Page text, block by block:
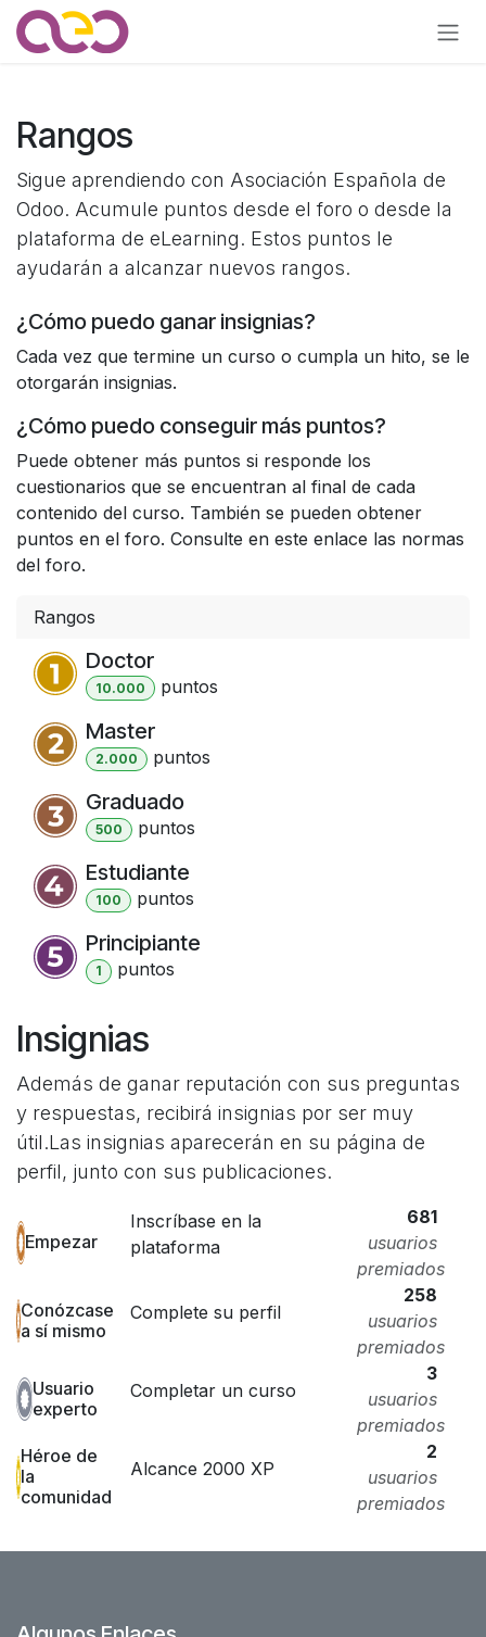
Ir al contenido
Rangos
Sigue aprendiendo con Asociación Española de
Odoo. Acumule puntos desde el foro o desde la
plataforma de eLearning. Estos puntos le
ayudarán a alcanzar nuevos rangos.
¿Cómo puedo ganar insignias?
Cada vez que termine un curso o cumpla un hito, se le
otorgarán insignias.
¿Cómo puedo conseguir más puntos?
Puede obtener más puntos si responde los
cuestionarios que se encuentran al final de cada
contenido del curso. También se pueden obtener
puntos en el foro. Consulte en este enlace las normas
del foro.
Rangos
Doctor
10.000 puntos
Master
2.000 puntos
Graduado
500 puntos
Estudiante
100 puntos
Principiante
1 puntos
Insignias
Además de ganar reputación con sus preguntas
y respuestas, recibirá insignias por ser muy
útil.Las insignias aparecerán en su página de
perfil, junto con sus publicaciones.
Empezar
Inscríbase en la
plataforma
681
usuarios
premiados
Conózcase
a sí mismo
Complete su perfil
258
usuarios
premiados
Usuario
experto
Completar un curso
3
usuarios
premiados
Héroe de
la
comunidad
Alcance 2000 XP
2
usuarios
premiados